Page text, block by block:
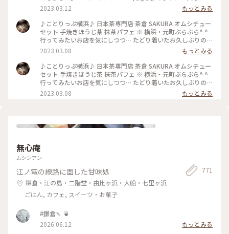
で 抹茶パフェが リニューアルしていることも知らず 衝撃
的〜！！ なんと雲…いや、わたあめがモリッと 爆発的に？！
のってます(*^o^*) とりあえず写真、写真（笑） あまりの動揺
にわたあめを食べながら 落としたり(^^;; でもわたあめの中か
らは 私の知ってるおいしい抹茶パフェ☆ 抹茶づくしのおいし
いパフェでした！ そしてそして 満腹になりすぎました…
(o^^o) 楽しいランチタイムでした〜☆ #私のことりっぷ旅
#Myことりっぷ #パフェ #抹茶 #日本茶 #ランチ #カフェ ##元
町 #横浜
2023.03.12
もっとみる
♪ことりっぷ横浜♪ 日本茶専門店 茶倉 SAKURA オムシチュー
セット 手焼きほうじ茶 抹茶パフェ ※ 横浜・元町ぶらぶら^ ^
行ってみたいお店を気にしつつ… たどり着いたお久しぶりの
「日本茶専門店 茶倉 SAKURA」 ランチメニューの オムシチュ
ーセットを いただきました☆ 登場したのは オムライスに 豆乳
のシチューをたっぷりかけた ボリューム満点の一品☆ オムラ
イスのご飯は ほうじ茶で炊いた香ばしご飯☆ 豆乳シチューと
たまごが一体に とろり〜☆ ん〜おいしっ(o^^o) ※ そして次に
ランチには 人気の抹茶パフェを追加できたので またまたお久
しぶりの 茶倉の抹茶パフェ登場です〜(^O^) #私のことりっぷ
2023.03.08
もっとみる
♪ことりっぷ横浜♪ 日本茶専門店 茶倉 SAKURA オムシチュー
セット 手焼きほうじ茶 抹茶パフェ ※ 横浜・元町ぶらぶら^ ^
行ってみたいお店を気にしつつ… たどり着いたお久しぶりの
「日本茶専門店 茶倉 SAKURA」 ランチメニューの オムシチュ
ーセットを いただきました☆ 登場したのは オムライスに 豆乳
たまごが一体に とろり〜☆ ん〜おいしっ(o^^o) ※ そして次に
旅 #Myことりっぷ #オムシチュー #オムライス #シチュー #日
2023.03.08 もっとみる
無心庵
ムシンアン
江ノ電の線路に面した甘味処
鎌倉・江の島・二階堂・由比ヶ浜・大船・七里ヶ浜
ごはん, カフェ, スイーツ・お菓子
771
#鎌倉🍡 🍵
2026.06.12
もっとみる